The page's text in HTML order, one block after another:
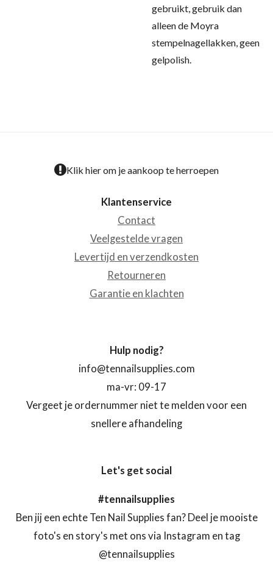
gebruikt, gebruik dan
alleen de Moyra
stempelnagellakken, geen
gelpolish.
Klik hier om je aankoop te herroepen
Klantenservice
Contact
Veelgestelde vragen
Levertijd en verzendkosten
Retourneren
Garantie en klachten
Hulp nodig?
info@tennailsupplies.com
ma-vr: 09-17
Vergeet je ordernummer niet te melden voor een
snellere afhandeling
Let's get social
#tennailsupplies
Ben jij een echte Ten Nail Supplies fan? Deel je mooiste
foto's en story's met ons via Instagram en tag
@tennailsupplies